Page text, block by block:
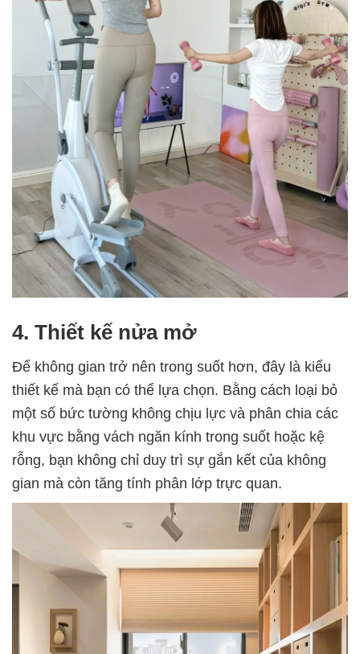
4. Thiết kế nửa mở
Để không gian trở nên trong suốt hơn, đây là kiểu
thiết kế mà bạn có thể lựa chọn. Bằng cách loại bỏ
một số bức tường không chịu lực và phân chia các
khu vực bằng vách ngăn kính trong suốt hoặc kệ
rỗng, bạn không chỉ duy trì sự gắn kết của không
gian mà còn tăng tính phân lớp trực quan.